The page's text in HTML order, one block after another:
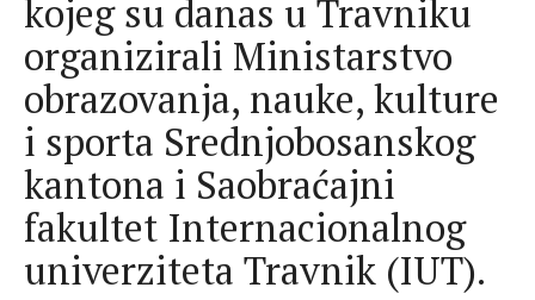
kojeg su danas u Travniku
organizirali Ministarstvo
obrazovanja, nauke, kulture
i sporta Srednjobosanskog
kantona i Saobraćajni
fakultet Internacionalnog
univerziteta Travnik (IUT).